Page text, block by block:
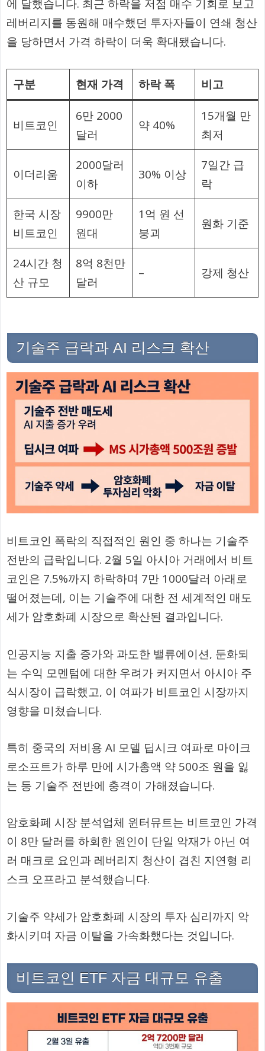
에 달했습니다. 최근 하락을 저점 매수 기회로 보고
레버리지를 동원해 매수했던 투자자들이 연쇄 청산
을 당하면서 가격 하락이 더욱 확대됐습니다.
구분 현재 가격 하락 폭 비고
비트코인
6만 2000
달러
약 40%
15개월 만
최저
이더리움
2000달러
이하
30% 이상
7일간 급
락
한국 시장
비트코인
9900만
원대
1억 원 선
붕괴
원화 기준
24시간 청
산 규모
8억 8천만
달러
– 강제 청산
기술주 급락과 AI 리스크 확산
비트코인 폭락의 직접적인 원인 중 하나는 기술주
전반의 급락입니다. 2월 5일 아시아 거래에서 비트
코인은 7.5%까지 하락하며 7만 1000달러 아래로
떨어졌는데, 이는 기술주에 대한 전 세계적인 매도
세가 암호화폐 시장으로 확산된 결과입니다.
인공지능 지출 증가와 과도한 밸류에이션, 둔화되
는 수익 모멘텀에 대한 우려가 커지면서 아시아 주
식시장이 급락했고, 이 여파가 비트코인 시장까지
영향을 미쳤습니다.
특히 중국의 저비용 AI 모델 딥시크 여파로 마이크
로소프트가 하루 만에 시가총액 약 500조 원을 잃
는 등 기술주 전반에 충격이 가해졌습니다.
암호화폐 시장 분석업체 윈터뮤트는 비트코인 가격
이 8만 달러를 하회한 원인이 단일 악재가 아닌 여
러 매크로 요인과 레버리지 청산이 겹친 지연형 리
스크 오프라고 분석했습니다.
기술주 약세가 암호화폐 시장의 투자 심리까지 악
화시키며 자금 이탈을 가속화했다는 것입니다.
비트코인 ETF 자금 대규모 유출